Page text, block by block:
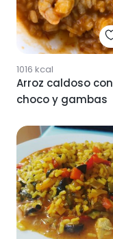
1016 kcal
Arroz caldoso con
choco y gambas